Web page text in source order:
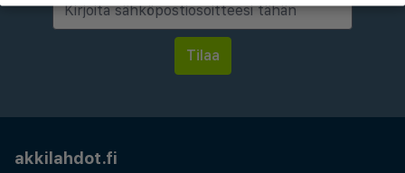
akkilahdot.fi